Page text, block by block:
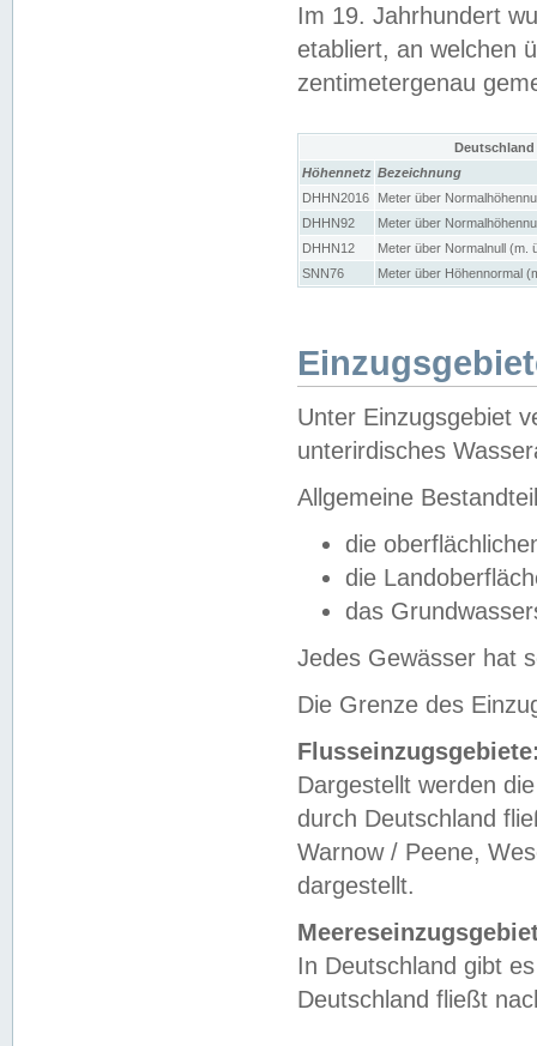
Im 19. Jahrhundert
etabliert, an welchen
zentimetergenau
Höhennetz Bezeichnung
DHHN2016
Meter über
DHHN92
Meter über
DHHN12
Meter über Normalnull (m.
SNN76
Meter über Höhennormal
Unter Einzugsgebiet
unterirdisches
Allgemeine
die
die
das
Jedes Gewässer hat
Die Grenze des
Dargestellt werden
durch Deutschland
Warnow / Peene,
dargestellt.
In Deutschland gibt
Deutschland fließt